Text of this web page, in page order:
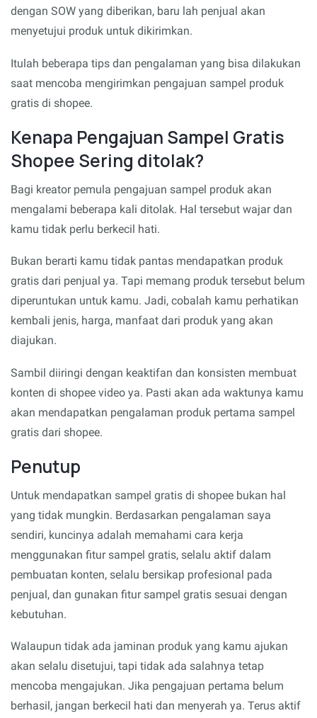
dengan SOW yang diberikan, baru lah penjual akan
menyetujui produk untuk dikirimkan.
Itulah beberapa tips dan pengalaman yang bisa dilakukan
saat mencoba mengirimkan pengajuan sampel produk
gratis di shopee.
Kenapa Pengajuan Sampel Gratis
Shopee Sering ditolak?
Bagi kreator pemula pengajuan sampel produk akan
mengalami beberapa kali ditolak. Hal tersebut wajar dan
kamu tidak perlu berkecil hati.
Bukan berarti kamu tidak pantas mendapatkan produk
gratis dari penjual ya. Tapi memang produk tersebut belum
diperuntukan untuk kamu. Jadi, cobalah kamu perhatikan
kembali jenis, harga, manfaat dari produk yang akan
diajukan.
Sambil diiringi dengan keaktifan dan konsisten membuat
konten di shopee video ya. Pasti akan ada waktunya kamu
akan mendapatkan pengalaman produk pertama sampel
gratis dari shopee.
Penutup
Untuk mendapatkan sampel gratis di shopee bukan hal
yang tidak mungkin. Berdasarkan pengalaman saya
sendiri, kuncinya adalah memahami cara kerja
menggunakan fitur sampel gratis, selalu aktif dalam
pembuatan konten, selalu bersikap profesional pada
penjual, dan gunakan fitur sampel gratis sesuai dengan
kebutuhan.
Walaupun tidak ada jaminan produk yang kamu ajukan
akan selalu disetujui, tapi tidak ada salahnya tetap
mencoba mengajukan. Jika pengajuan pertama belum
berhasil, jangan berkecil hati dan menyerah ya. Terus aktif